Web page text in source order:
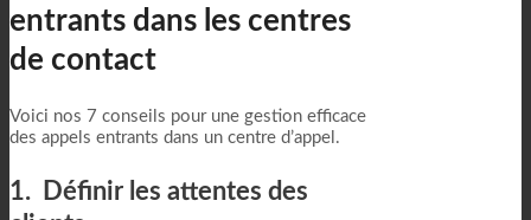
entrants dans les centres
de contact
Voici nos 7 conseils pour une gestion efficace
des appels entrants dans un centre d’appel.
1. Définir les attentes des